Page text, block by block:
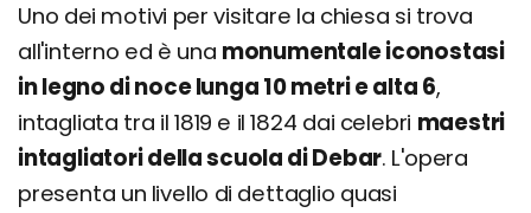
Uno dei motivi per visitare la chiesa si trova
all'interno ed è una monumentale iconostasi
in legno di noce lunga 10 metri e alta 6,
intagliata tra il 1819 e il 1824 dai celebri maestri
intagliatori della scuola di Debar. L'opera
presenta un livello di dettaglio quasi